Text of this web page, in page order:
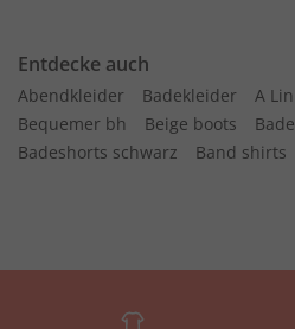
Entdecke auch
Abendkleider Badekleider A
Bequemer bh
Beige boots
Badeshorts schwarz
Band shirts